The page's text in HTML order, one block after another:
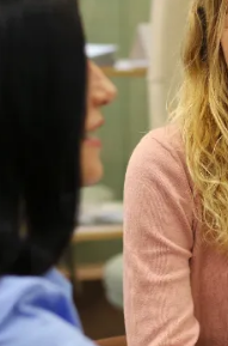
Offene Jobs
Baloise als
Berufseinstieg
Berufserfahrene
Karriere im
Fragen & Kontakt
Jobs in unseren
Karriere in
Jobblog